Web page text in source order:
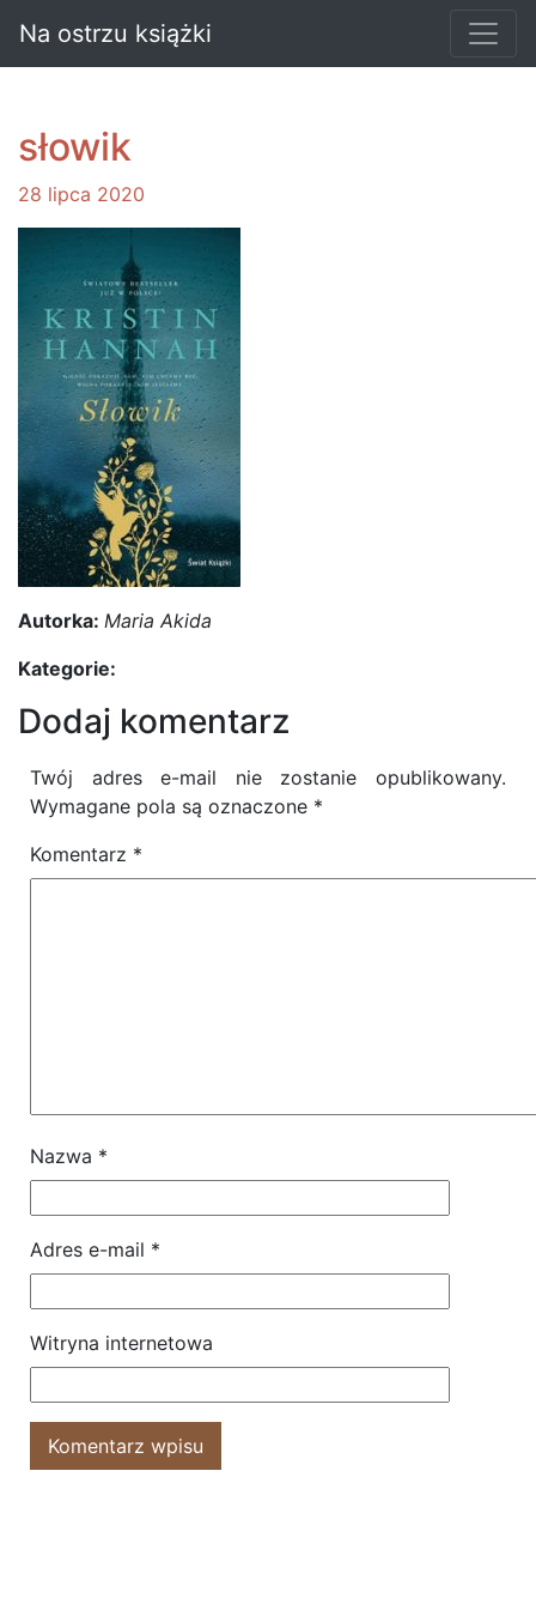
Na ostrzu książki
słowik
28 lipca 2020
Autorka: Maria Akida
Kategorie:
Dodaj komentarz
Twój adres e-mail nie zostanie opublikowany.
Wymagane pola są oznaczone *
Komentarz *
Nazwa *
Adres e-mail *
Witryna internetowa